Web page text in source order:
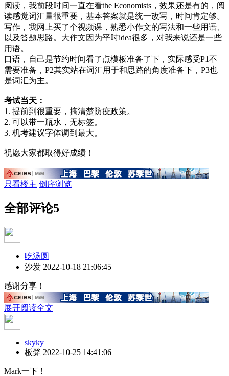
阅读，我前段时间一直在看the Economists，效果还是有的，阅
读感觉词汇量很重要，基本答案就是统一改写，时间肯定够。
写作，我网上买了个视频课，熟悉小作文的写法和一些用语、
以及答题思路。大作文因为平时idea很多，对我来说还是一些
用语。
口语，自己是节约时间看了点模板准备了下，实际感受P1不
需要准备，P2其实站在词汇用于和思路的角度准备下，P3也
是词汇为主。
考试当天：
1. 提前到很重要，搞清楚防疫政策。
2. 可以带一瓶水，无标签。
3. 机考建议字体调到最大。
祝愿大家都取得好成绩！
只看楼主 倒序浏览
全部评论5
吃汤圆
沙发 2022-10-18 21:06:45
感谢分享！
展开阅读全文
skyky
板凳 2022-10-25 14:41:06
Mark一下！